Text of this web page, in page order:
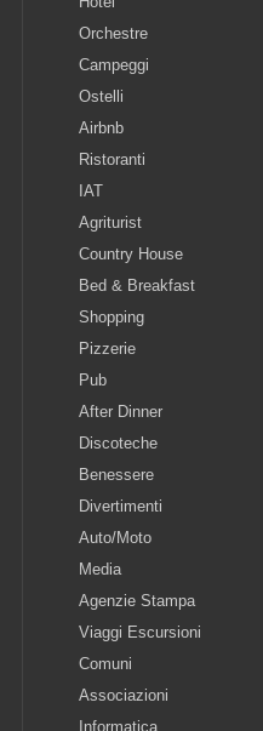
Orchestre
Campeggi
Ostelli
Airbnb
Ristoranti
IAT
Agriturist
Country House
Bed & Breakfast
Shopping
Pizzerie
Pub
After Dinner
Discoteche
Benessere
Divertimenti
Auto/Moto
Media
Agenzie Stampa
Viaggi Escursioni
Comuni
Associazioni
Informatica